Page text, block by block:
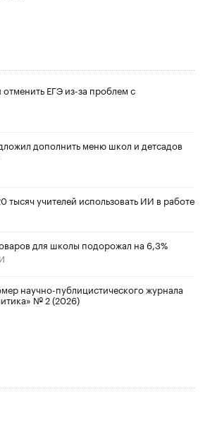
ЕГЭ из-за проблем с
дополнить меню школ и детсадов
тысяч учителей использовать ИИ в работе
для школы подорожал на 6,3%
научно-публицистического журнала
№ 2 (2026)